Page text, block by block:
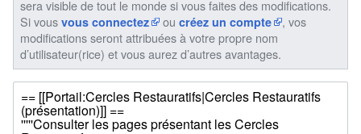
sera visible de tout le monde si vous faites des modifications.
Si vous vous connectez ou créez un compte
, vos
modifications seront attribuées à votre propre nom
d’utilisateur(rice) et vous aurez d’autres avantages.